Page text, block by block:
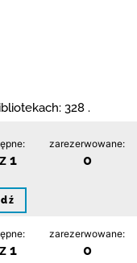
328 .
1
zarezerwowane:
0
1
zarezerwowane:
0